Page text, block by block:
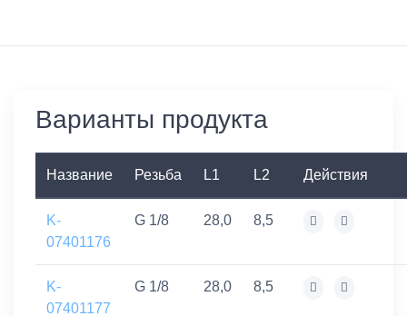
Варианты продукта
Название Резьба L1 L2 Действия
K-
07401176
G 1/8 28,0 8,5
K-
07401177
G 1/8 28,0 8,5